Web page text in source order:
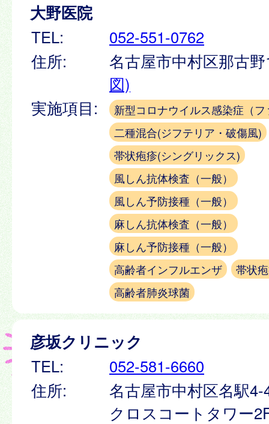
大野医院
TEL:
052-551-0762
住所:
名古屋市中村区那古
図)
実施項目:
新型コロナウイルス感染症（
二種混合(ジフテリア・破傷風)
帯状疱疹(シングリックス)
風しん抗体検査（一般）
風しん予防接種（一般）
麻しん抗体検査（一般）
麻しん予防接種（一般）
高齢者インフルエンザ
帯状
高齢者肺炎球菌
彦坂クリニック
TEL:
052-581-6660
住所:
名古屋市中村区名駅4-
クロスコートタワー